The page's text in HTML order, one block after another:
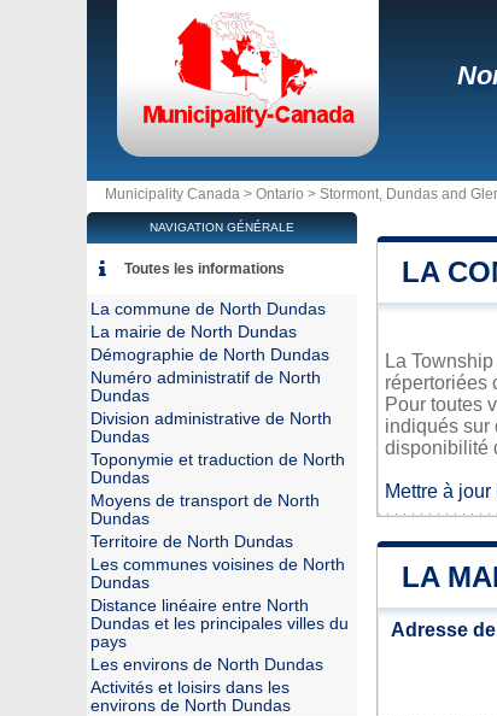
Municipality Canada > Ontario > Stormont, Dundas and
LA
La
répertoriées
Pour toutes
indiqués sur
disponibilité
Mettre à
LA
Adresse
NAVIGATION GÉNÉRALE
Toutes les informations
La commune de North Dundas
La mairie de North Dundas
Démographie de North Dundas
Numéro administratif de North
Dundas
Division administrative de North
Dundas
Toponymie et traduction de North
Dundas
Moyens de transport de North
Dundas
Territoire de North Dundas
Les communes voisines de North
Dundas
Distance linéaire entre North
Dundas et les principales villes du
pays
Les environs de North Dundas
Activités et loisirs dans les
environs de North Dundas